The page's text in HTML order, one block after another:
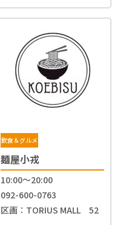
飲食＆グルメ
麺屋小戎
10:00～20:00
092-600-0763
区画：TORIUS MALL 52